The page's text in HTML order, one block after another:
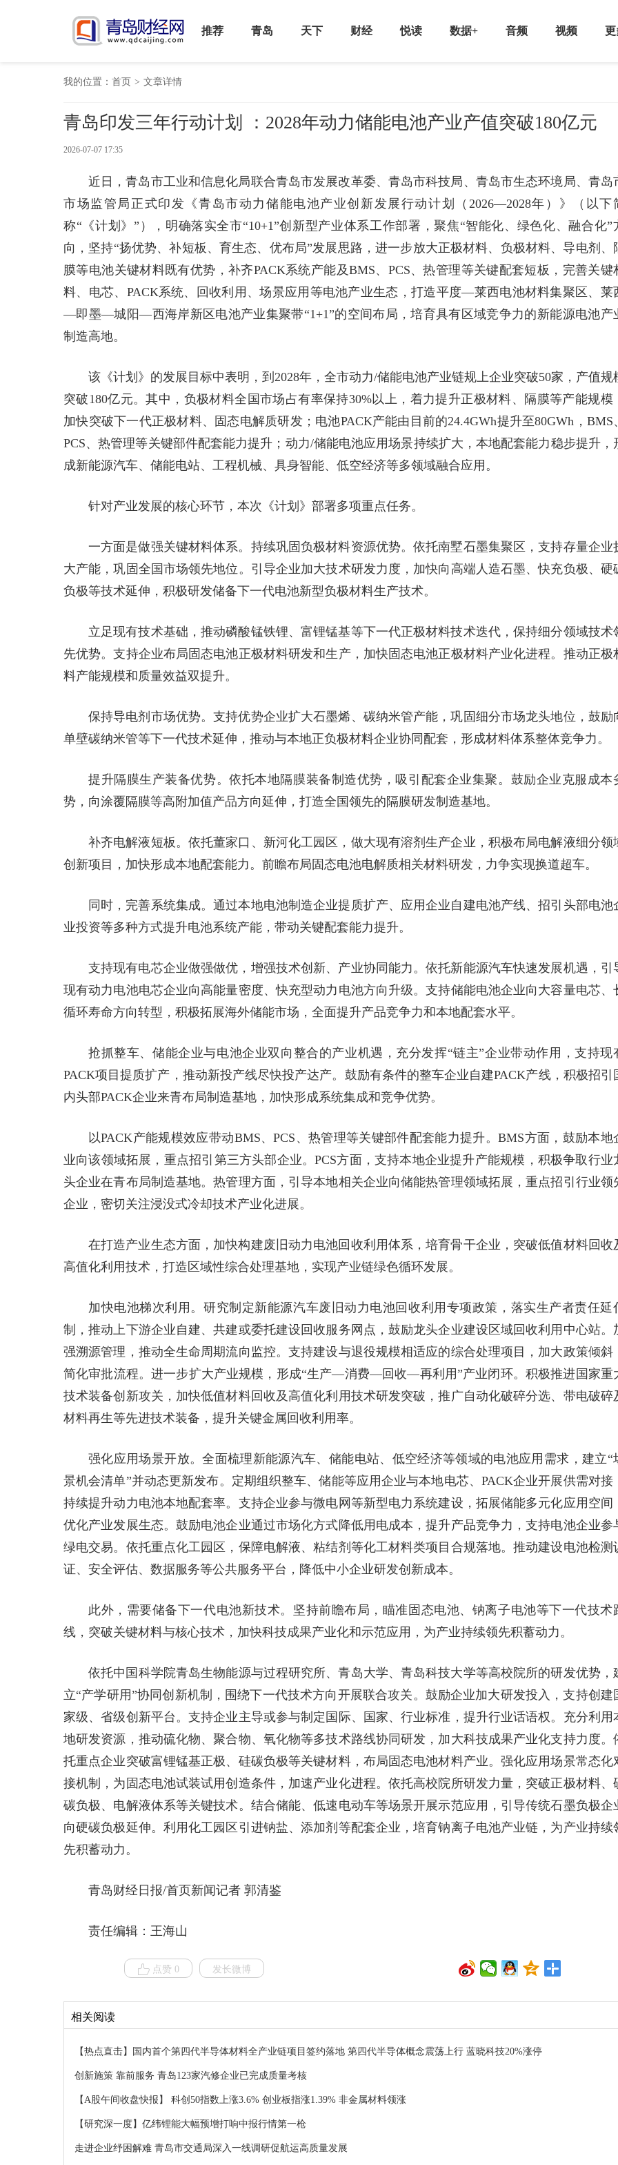
推荐 青岛 天下 财经 悦读 数据+ 音频 视频 更
我的位置： 首页 > 文章详情
青岛印发三年行动计划 ：2028年动力储能电池产业产值突破180亿元
2026-07-07 17:35
近日，青岛市工业和信息化局联合青岛市发展改革委、青岛市科技局、青岛市生态环境局、青岛
市场监管局正式印发《青岛市动力储能电池产业创新发展行动计划（2026—2028年）》（以下
称“《计划》”），明确落实全市“10+1”创新型产业体系工作部署，聚焦“智能化、绿色化、融合化”
向，坚持“扬优势、补短板、育生态、优布局”发展思路，进一步放大正极材料、负极材料、导电剂、
膜等电池关键材料既有优势，补齐PACK系统产能及BMS、PCS、热管理等关键配套短板，完善关键
料、电芯、PACK系统、回收利用、场景应用等电池产业生态，打造平度—莱西电池材料集聚区、莱
—即墨—城阳—西海岸新区电池产业集聚带“1+1”的空间布局，培育具有区域竞争力的新能源电池产
制造高地。
该《计划》的发展目标中表明，到2028年，全市动力/储能电池产业链规上企业突破50家，产值规
突破180亿元。其中，负极材料全国市场占有率保持30%以上，着力提升正极材料、隔膜等产能规模
加快突破下一代正极材料、固态电解质研发；电池PACK产能由目前的24.4GWh提升至80GWh，BMS、
PCS、热管理等关键部件配套能力提升；动力/储能电池应用场景持续扩大，本地配套能力稳步提升，
成新能源汽车、储能电站、工程机械、具身智能、低空经济等多领域融合应用。
针对产业发展的核心环节，本次《计划》部署多项重点任务。
一方面是做强关键材料体系。持续巩固负极材料资源优势。依托南墅石墨集聚区，支持存量企业
大产能，巩固全国市场领先地位。引导企业加大技术研发力度，加快向高端人造石墨、快充负极、硬
负极等技术延伸，积极研发储备下一代电池新型负极材料生产技术。
立足现有技术基础，推动磷酸锰铁锂、富锂锰基等下一代正极材料技术迭代，保持细分领域技术
先优势。支持企业布局固态电池正极材料研发和生产，加快固态电池正极材料产业化进程。推动正极
料产能规模和质量效益双提升。
保持导电剂市场优势。支持优势企业扩大石墨烯、碳纳米管产能，巩固细分市场龙头地位，鼓励
单壁碳纳米管等下一代技术延伸，推动与本地正负极材料企业协同配套，形成材料体系整体竞争力。
提升隔膜生产装备优势。依托本地隔膜装备制造优势，吸引配套企业集聚。鼓励企业克服成本
势，向涂覆隔膜等高附加值产品方向延伸，打造全国领先的隔膜研发制造基地。
补齐电解液短板。依托董家口、新河化工园区，做大现有溶剂生产企业，积极布局电解液细分领
创新项目，加快形成本地配套能力。前瞻布局固态电池电解质相关材料研发，力争实现换道超车。
同时，完善系统集成。通过本地电池制造企业提质扩产、应用企业自建电池产线、招引头部电池
业投资等多种方式提升电池系统产能，带动关键配套能力提升。
支持现有电芯企业做强做优，增强技术创新、产业协同能力。依托新能源汽车快速发展机遇，引
现有动力电池电芯企业向高能量密度、快充型动力电池方向升级。支持储能电池企业向大容量电芯、
循环寿命方向转型，积极拓展海外储能市场，全面提升产品竞争力和本地配套水平。
抢抓整车、储能企业与电池企业双向整合的产业机遇，充分发挥“链主”企业带动作用，支持现
PACK项目提质扩产，推动新投产线尽快投产达产。鼓励有条件的整车企业自建PACK产线，积极招引
内头部PACK企业来青布局制造基地，加快形成系统集成和竞争优势。
以PACK产能规模效应带动BMS、PCS、热管理等关键部件配套能力提升。BMS方面，鼓励本地
业向该领域拓展，重点招引第三方头部企业。PCS方面，支持本地企业提升产能规模，积极争取行业
头企业在青布局制造基地。热管理方面，引导本地相关企业向储能热管理领域拓展，重点招引行业领
企业，密切关注浸没式冷却技术产业化进展。
在打造产业生态方面，加快构建废旧动力电池回收利用体系，培育骨干企业，突破低值材料回收
高值化利用技术，打造区域性综合处理基地，实现产业链绿色循环发展。
加快电池梯次利用。研究制定新能源汽车废旧动力电池回收利用专项政策，落实生产者责任延
制，推动上下游企业自建、共建或委托建设回收服务网点，鼓励龙头企业建设区域回收利用中心站。
强溯源管理，推动全生命周期流向监控。支持建设与退役规模相适应的综合处理项目，加大政策倾斜
简化审批流程。进一步扩大产业规模，形成“生产—消费—回收—再利用”产业闭环。积极推进国家重
技术装备创新攻关，加快低值材料回收及高值化利用技术研发突破，推广自动化破碎分选、带电破碎
材料再生等先进技术装备，提升关键金属回收利用率。
强化应用场景开放。全面梳理新能源汽车、储能电站、低空经济等领域的电池应用需求，建立“
景机会清单”并动态更新发布。定期组织整车、储能等应用企业与本地电芯、PACK企业开展供需对接
持续提升动力电池本地配套率。支持企业参与微电网等新型电力系统建设，拓展储能多元化应用空间
优化产业发展生态。鼓励电池企业通过市场化方式降低用电成本，提升产品竞争力，支持电池企业参
绿电交易。依托重点化工园区，保障电解液、粘结剂等化工材料类项目合规落地。推动建设电池检测
证、安全评估、数据服务等公共服务平台，降低中小企业研发创新成本。
此外，需要储备下一代电池新技术。坚持前瞻布局，瞄准固态电池、钠离子电池等下一代技术
线，突破关键材料与核心技术，加快科技成果产业化和示范应用，为产业持续领先积蓄动力。
依托‌中国科学院青岛生物能源与过程研究所、青岛大学、青岛科技大学等高校院所的研发优势，
立“产学研用”协同创新机制，围绕下一代技术方向开展联合攻关。鼓励企业加大研发投入，支持创建
家级、省级创新平台。支持企业主导或参与制定国际、国家、行业标准，提升行业话语权。充分利用
地研发资源，推动硫化物、聚合物、氧化物等多技术路线协同研发，加大科技成果产业化支持力度。
托重点企业突破富锂锰基正极、硅碳负极等关键材料，布局固态电池材料产业。强化应用场景常态化
接机制，为固态电池试装试用创造条件，加速产业化进程。依托高校院所研发力量，突破正极材料、
碳负极、电解液体系等关键技术。结合储能、低速电动车等场景开展示范应用，引导传统石墨负极企
向硬碳负极延伸。利用化工园区引进钠盐、添加剂等配套企业，培育钠离子电池产业链，为产业持续
先积蓄动力。
青岛财经日报/首页新闻记者 郭清鉴
责任编辑：王海山
点赞 0 发长微博
相关阅读
【热点直击】国内首个第四代半导体材料全产业链项目签约落地 第四代半导体概念震荡上行 蓝晓科技20%涨停
创新施策 靠前服务 青岛123家汽修企业已完成质量考核
【A股午间收盘快报】 科创50指数上涨3.6% 创业板指涨1.39% 非金属材料领涨
【研究深一度】亿纬锂能大幅预增打响中报行情第一枪
走进企业纾困解难 青岛市交通局深入一线调研促航运高质量发展